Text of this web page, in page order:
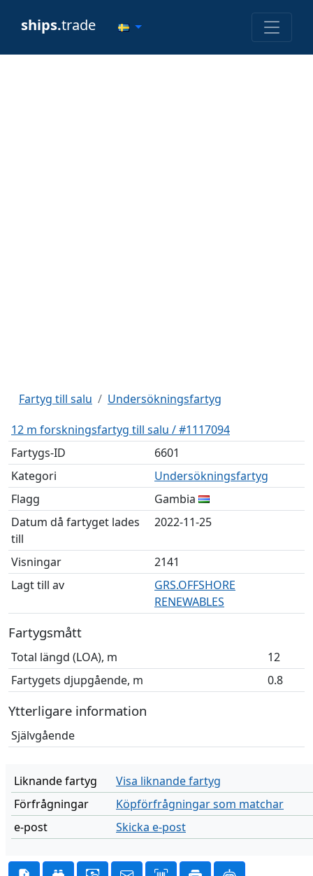
ships.trade
Fartyg till salu
Undersökningsfartyg
12 m forskningsfartyg till salu / #1117094
Fartygs-ID
6601
Kategori
Undersökningsfartyg
Flagg
Gambia
Datum då fartyget lades
till
2022-11-25
Visningar
2141
Lagt till av
GRS.OFFSHORE
RENEWABLES
Fartygsmått
Total längd (LOA), m
12
Fartygets djupgående, m
0.8
Ytterligare information
Självgående
Liknande fartyg
Visa liknande fartyg
Förfrågningar
Köpförfrågningar som matchar
e-post
Skicka e-post